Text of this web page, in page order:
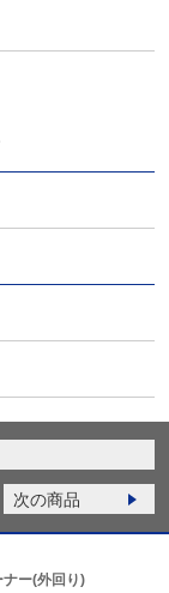
次の商品
ナー(外回り)